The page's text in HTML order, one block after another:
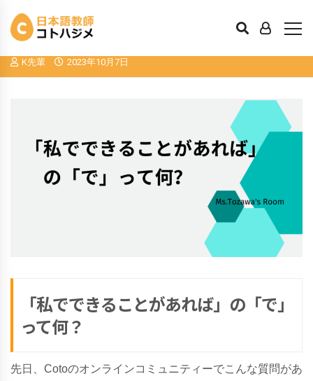
「私でできることがあれば」の「で」っ
て何？
K先輩 2023年10月7日
「私でできることがあれば」の「で」
って何？
先日、Cotoのオンラインコミュニティーでこんな質問があ